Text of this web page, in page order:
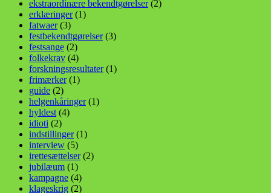
ekstraordinære bekendtgørelser(2)
erklæringer(1)
fatwaer(3)
festbekendtgørelser(3)
festsange (2)
folkekrav (4)
forskningsresultater(1)
frimærker(1)
guide (2)
helgenkåringer(1)
hyldest (4)
idioti (2)
indstillinger(1)
interview (5)
irettesættelser(2)
jubilæum (1)
kampagne (4)
klageskrig (2)